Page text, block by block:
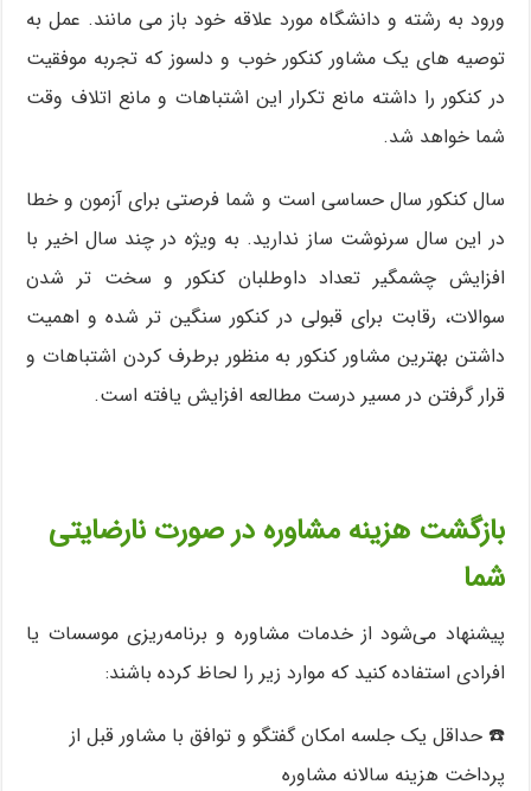
ورود به رشته و دانشگاه مورد علاقه خود باز می مانند. عمل به
توصیه های یک مشاور کنکور خوب و دلسوز که تجربه موفقیت
در کنکور را داشته مانع تکرار این اشتباهات و مانع اتلاف وقت
شما خواهد شد.
سال کنکور سال حساسی است و شما فرصتی برای آزمون و خطا
در این سال سرنوشت ساز ندارید. به ویژه در چند سال اخیر با
افزایش چشمگیر تعداد داوطلبان کنکور و سخت تر شدن
سوالات، رقابت برای قبولی در کنکور سنگین تر شده و اهمیت
داشتن بهترین مشاور کنکور به منظور برطرف کردن اشتباهات و
قرار گرفتن در مسیر درست مطالعه افزایش یافته است.
بازگشت هزینه مشاوره در صورت نارضایتی
شما
پیشنهاد می‌شود از خدمات مشاوره و برنامه‌‌ریزی موسسات یا
افرادی استفاده کنید که موارد زیر را لحاظ کرده باشند:
☎️ حداقل یک جلسه امکان گفتگو و توافق با مشاور قبل از
پرداخت هزینه سالانه مشاوره